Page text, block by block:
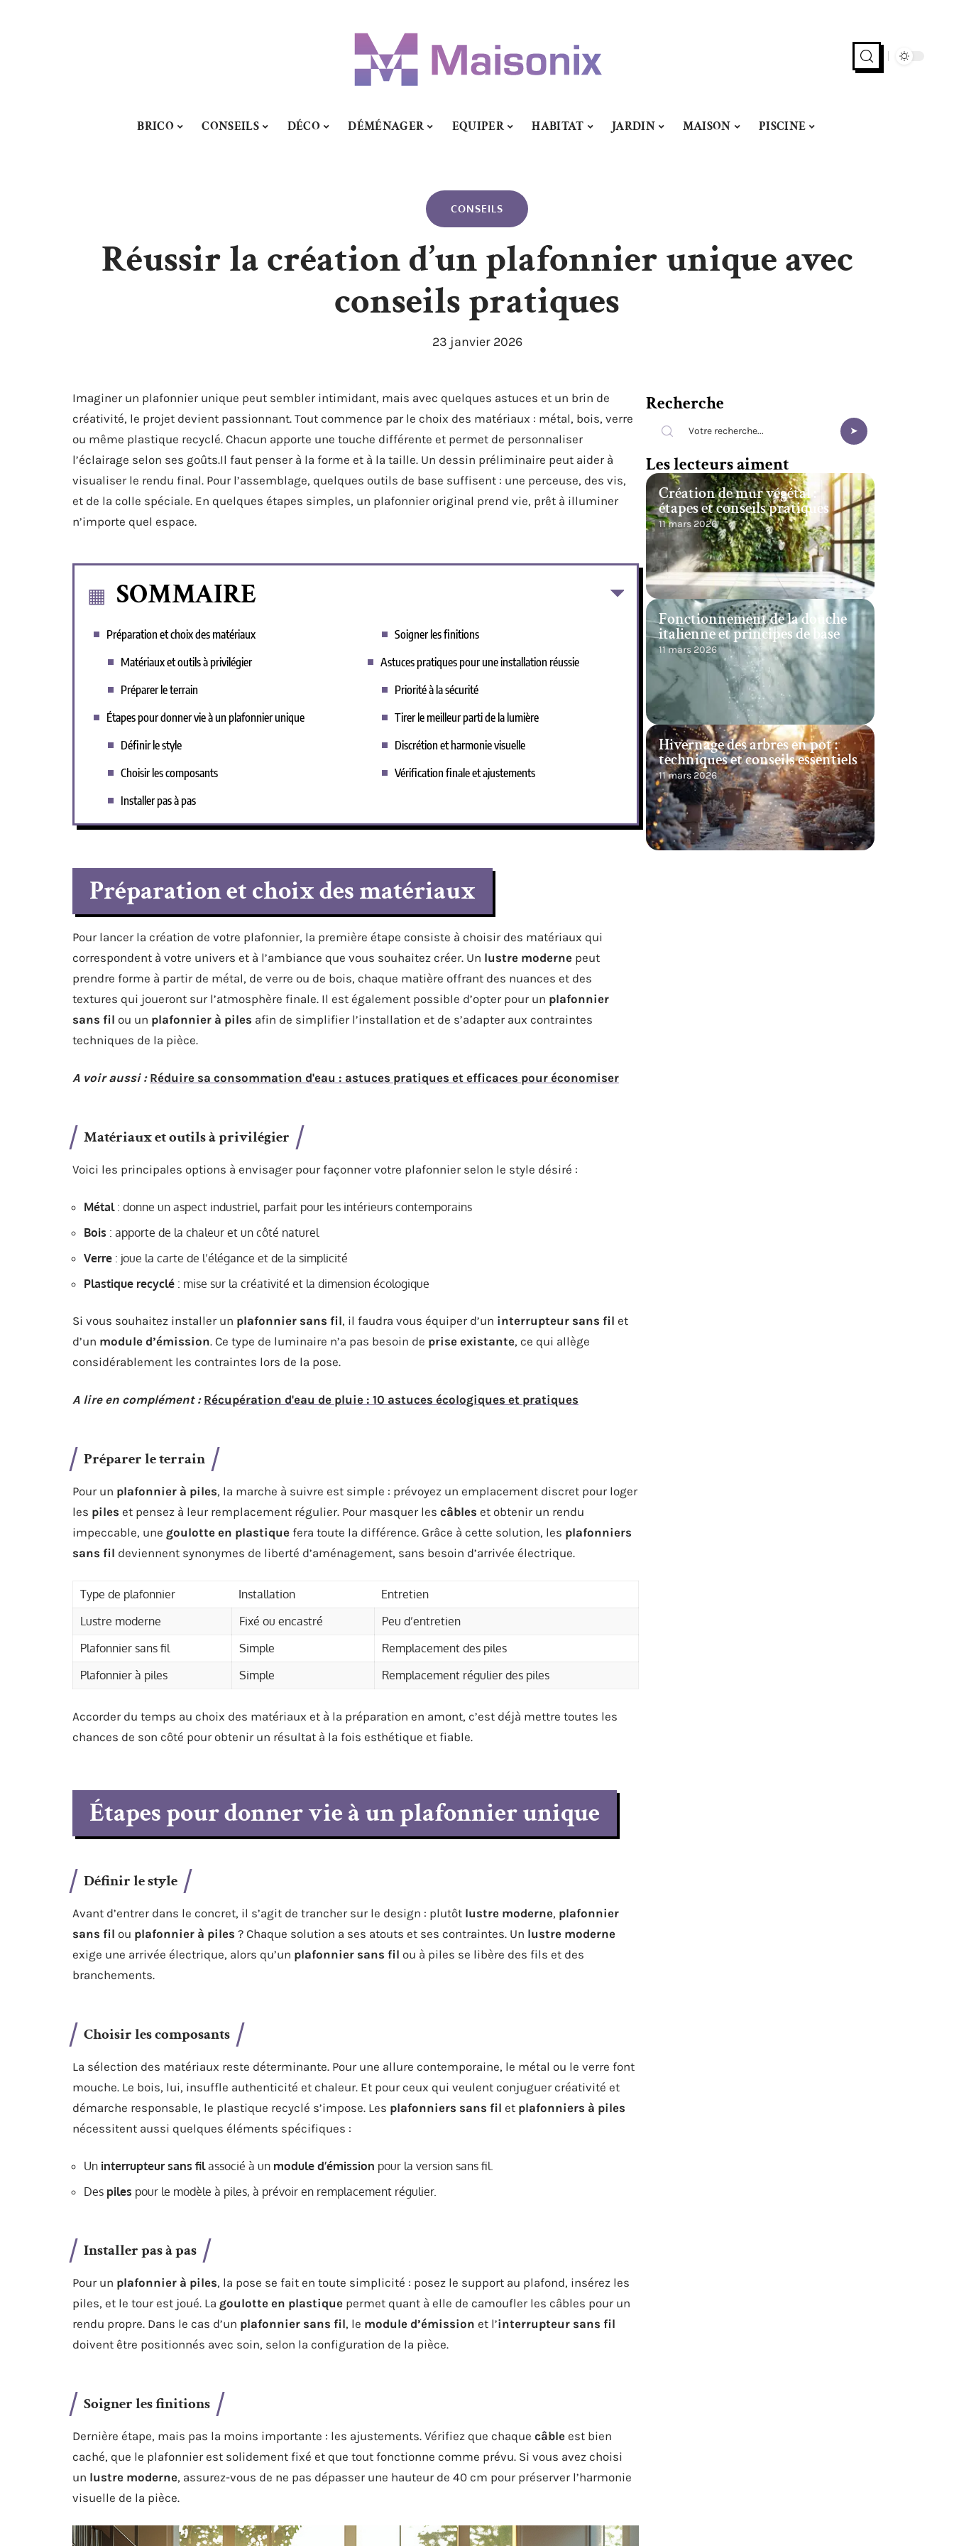
BRICO CONSEILS DÉCO DÉMÉNAGER EQUIPER HABITAT JARDIN MAISON PISCINE
CONSEILS
Réussir la création d’un plafonnier unique avec
conseils pratiques
23 janvier 2026
Imaginer un plafonnier unique peut sembler intimidant, mais avec quelques astuces et un brin de
créativité, le projet devient passionnant. Tout commence par le choix des matériaux : métal, bois, verre
ou même plastique recyclé. Chacun apporte une touche différente et permet de personnaliser
l’éclairage selon ses goûts.Il faut penser à la forme et à la taille. Un dessin préliminaire peut aider à
visualiser le rendu final. Pour l’assemblage, quelques outils de base suffisent : une perceuse, des vis,
et de la colle spéciale. En quelques étapes simples, un plafonnier original prend vie, prêt à illuminer
n’importe quel espace.
SOMMAIRE
Préparation et choix des matériaux
Matériaux et outils à privilégier
Préparer le terrain
Étapes pour donner vie à un plafonnier unique
Définir le style
Choisir les composants
Installer pas à pas
Soigner les finitions
Astuces pratiques pour une installation réussie
Priorité à la sécurité
Tirer le meilleur parti de la lumière
Discrétion et harmonie visuelle
Vérification finale et ajustements
Préparation et choix des matériaux
Pour lancer la création de votre plafonnier, la première étape consiste à choisir des matériaux qui
correspondent à votre univers et à l’ambiance que vous souhaitez créer. Un lustre moderne peut
prendre forme à partir de métal, de verre ou de bois, chaque matière offrant des nuances et des
textures qui joueront sur l’atmosphère finale. Il est également possible d’opter pour un plafonnier
sans fil ou un plafonnier à piles afin de simplifier l’installation et de s’adapter aux contraintes
techniques de la pièce.
A voir aussi : Réduire sa consommation d'eau : astuces pratiques et efficaces pour économiser
Matériaux et outils à privilégier
Voici les principales options à envisager pour façonner votre plafonnier selon le style désiré :
Métal: donne un aspect industriel, parfait pour les intérieurs contemporains
Bois : apporte de la chaleur et un côté naturel
Verre : joue la carte de l’élégance et de la simplicité
Plastique recyclé : mise sur la créativité et la dimension écologique
Si vous souhaitez installer un plafonnier sans fil, il faudra vous équiper d’un interrupteur sans fil et
d’un module d’émission. Ce type de luminaire n’a pas besoin de prise existante, ce qui allège
considérablement les contraintes lors de la pose.
A lire en complément : Récupération d'eau de pluie : 10 astuces écologiques et pratiques
Préparer le terrain
Pour un plafonnier à piles, la marche à suivre est simple : prévoyez un emplacement discret pour loger
les piles et pensez à leur remplacement régulier. Pour masquer les câbles et obtenir un rendu
impeccable, une goulotte en plastique fera toute la différence. Grâce à cette solution, les plafonniers
sans fil deviennent synonymes de liberté d’aménagement, sans besoin d’arrivée électrique.
Type de plafonnier Installation
Entretien
Lustre moderne
Fixé ou encastré
Peu d’entretien
Plafonnier sans fil
Simple
Remplacement des piles
Plafonnier à piles
Simple Remplacement régulier des piles
Accorder du temps au choix des matériaux et à la préparation en amont, c’est déjà mettre toutes les
chances de son côté pour obtenir un résultat à la fois esthétique et fiable.
Étapes pour donner vie à un plafonnier unique
Définir le style
Avant d’entrer dans le concret, il s’agit de trancher sur le design : plutôt lustre moderne, plafonnier
sans fil ou plafonnier à piles ? Chaque solution a ses atouts et ses contraintes. Un lustre moderne
exige une arrivée électrique, alors qu’un plafonnier sans fil ou à piles se libère des fils et des
branchements.
Choisir les composants
La sélection des matériaux reste déterminante. Pour une allure contemporaine, le métal ou le verre font
mouche. Le bois, lui, insuffle authenticité et chaleur. Et pour ceux qui veulent conjuguer créativité et
démarche responsable, le plastique recyclé s’impose. Les plafonniers sans fil et plafonniers à piles
nécessitent aussi quelques éléments spécifiques :
Un interrupteur sans filassocié à un module d’émission pour la version sans fil.
Des piles pour le modèle à piles, à prévoir en remplacement régulier.
Installer pas à pas
Pour un plafonnier à piles, la pose se fait en toute simplicité : posez le support au plafond, insérez les
piles, et le tour est joué. La goulotte en plastique permet quant à elle de camoufler les câbles pour un
rendu propre. Dans le cas d’un plafonnier sans fil, le module d’émission et l’interrupteur sans fil
doivent être positionnés avec soin, selon la configuration de la pièce.
Soigner les finitions
Dernière étape, mais pas la moins importante : les ajustements. Vérifiez que chaque câble est bien
caché, que le plafonnier est solidement fixé et que tout fonctionne comme prévu. Si vous avez choisi
un lustre moderne, assurez-vous de ne pas dépasser une hauteur de 40 cm pour préserver l’harmonie
visuelle de la pièce.
Recherche
Les lecteurs aiment
Création de mur végétal :
étapes et conseils pratiques
11 mars 2026
Fonctionnement de la douche
italienne et principes de base
11 mars 2026
Hivernage des arbres en pot :
techniques et conseils essentiels
11 mars 2026